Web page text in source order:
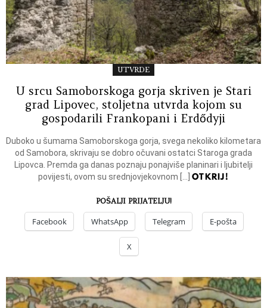
UTVRDE
U srcu Samoborskoga gorja skriven je Stari
grad Lipovec, stoljetna utvrda kojom su
gospodarili Frankopani i Erdődyji
Duboko u šumama Samoborskoga gorja, svega nekoliko kilometara
od Samobora, skrivaju se dobro očuvani ostatci Staroga grada
Lipovca. Premda ga danas poznaju ponajviše planinari i ljubitelji
povijesti, ovom su srednjovjekovnom […] OTKRIJ!
POŠALJI PRIJATELJU!
Facebook WhatsApp Telegram E-pošta
X